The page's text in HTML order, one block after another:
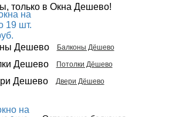
только в Окна Дешево!
Балконы Дёшево
Потолки Дёшево
Двери Дёшево